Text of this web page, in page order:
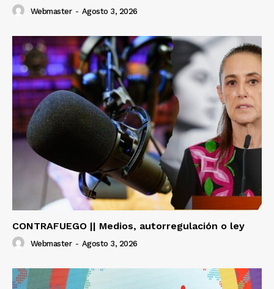
Webmaster - Agosto 3, 2026
CONTRAFUEGO || Medios, autorregulación o ley
Webmaster - Agosto 3, 2026